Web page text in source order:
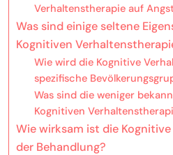
Verhaltenstherapie auf
Was sind einige seltene
Kognitiven
Wie wird die Kognitive
spezifische
Was sind die weniger
Kognitiven
Wie wirksam ist die
der Behandlung?